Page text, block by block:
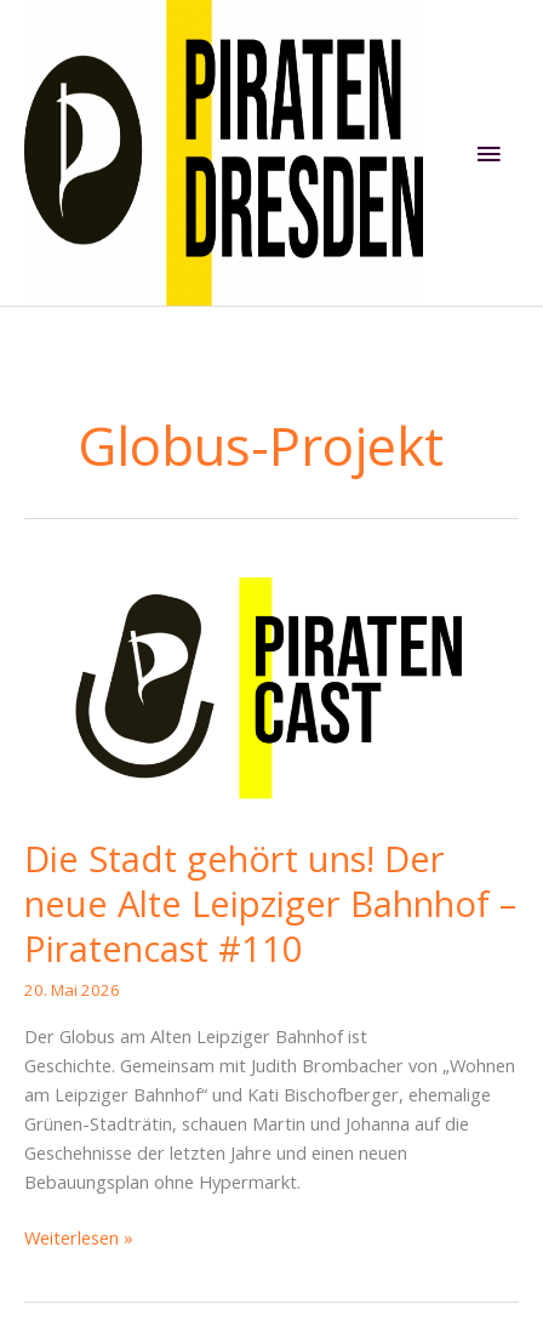
springen
Globus-Projekt
Die Stadt gehört uns! Der
neue Alte Leipziger Bahnhof –
Piratencast #110
20. Mai 2026
Der Globus am Alten Leipziger Bahnhof ist
Geschichte. Gemeinsam mit Judith Brombacher von „Wohnen
am Leipziger Bahnhof“ und Kati Bischofberger, ehemalige
Grünen-Stadträtin, schauen Martin und Johanna auf die
Geschehnisse der letzten Jahre und einen neuen
Bebauungsplan ohne Hypermarkt.
Die
Weiterlesen »